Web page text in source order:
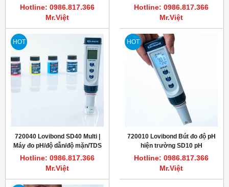
Cyanuric acid, Alkalinity-m,
Calcium hardness, tablet
reagents (OTZ)
Hotline: 0986.817.366
Mr.Việt
tổng, đồng, sắt trong nước
Hotline: 0986.817.366
Mr.Việt
HOT
720040 Lovibond SD40 Multi |
Máy đo pH/độ dẫn/độ mặn/TDS
Hotline: 0986.817.366
Mr.Việt
HOT
720010 Lovibond Bút đo độ pH
hiện trường SD10 pH
Hotline: 0986.817.366
Mr.Việt